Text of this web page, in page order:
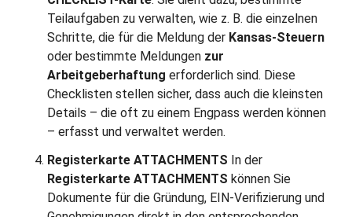
Teilaufgaben zu verwalten, wie z. B. die einzelnen
Schritte, die für die Meldung der Kansas-Steuern
oder bestimmte Meldungen zur
Arbeitgeberhaftung erforderlich sind. Diese
Checklisten stellen sicher, dass auch die kleinsten
Details – die oft zu einem Engpass werden können
– erfasst und verwaltet werden.
Registerkarte ATTACHMENTS In der
Registerkarte ATTACHMENTS können Sie
Dokumente für die Gründung, EIN-Verifizierung und